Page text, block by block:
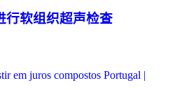
行软组织超声检查